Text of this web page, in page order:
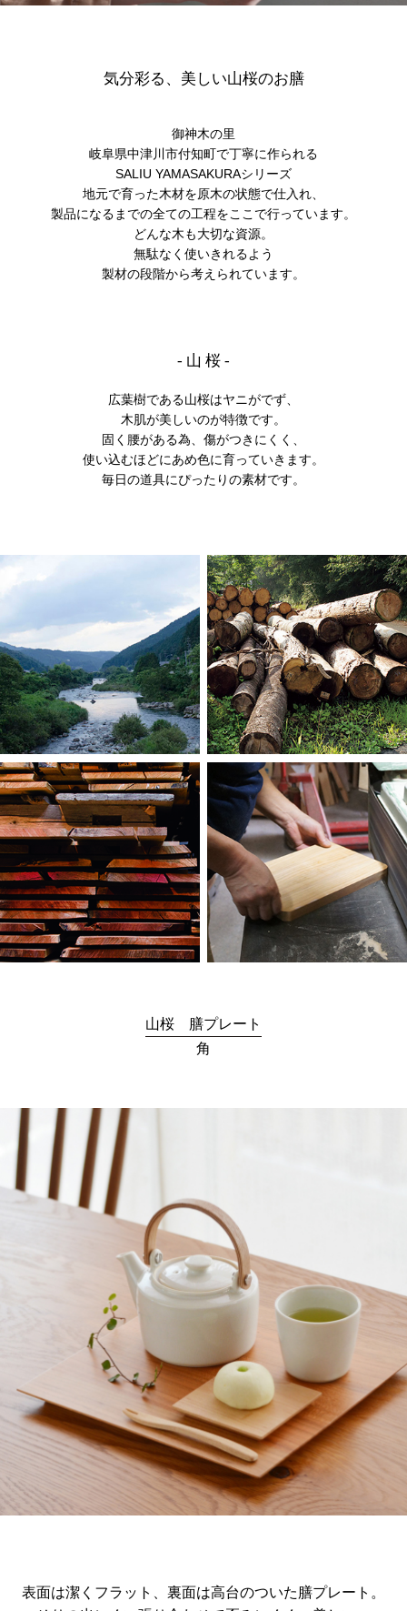
気分彩る、美しい山桜のお膳
御神木の里
岐阜県中津川市付知町で丁寧に作られる
SALIU YAMASAKURAシリーズ
地元で育った木材を原木の状態で仕入れ、
製品になるまでの全ての工程をここで行っています。
どんな木も大切な資源。
無駄なく使いきれるよう
製材の段階から考えられています。
- 山 桜 -
広葉樹である山桜はヤニがでず、
木肌が美しいのが特徴です。
固く腰がある為、傷がつきにくく、
使い込むほどにあめ色に育っていきます。
毎日の道具にぴったりの素材です。
山桜 膳プレート
角
表面は潔くフラット、裏面は高台のついた膳プレート。